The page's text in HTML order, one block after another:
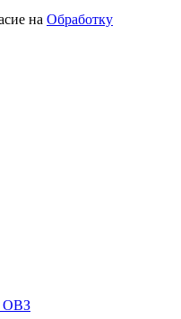
на Обработку
ОВЗ